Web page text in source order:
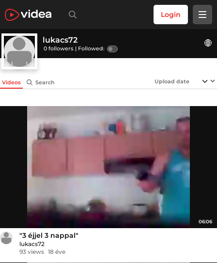
Login
lukacs72
0 followers | Followed:
Videos Search
06:06
"3 éjjel 3 nappal"
lukacs72
93 views 18 éve